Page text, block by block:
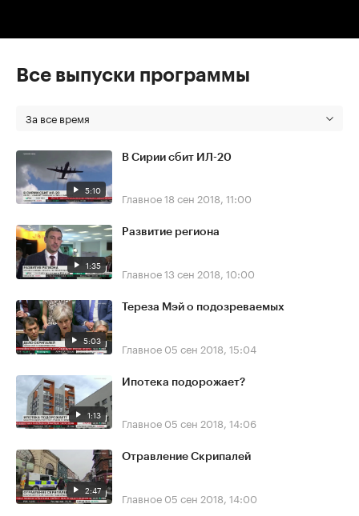
Все выпуски программы
За все время
5:10
В Сирии сбит ИЛ-20
Главное18 сен 2018, 11:00
1:35
Развитие региона
Главное13 сен 2018, 10:00
5:03
Тереза Мэй о подозреваемых
Главное 05 сен 2018, 15:04
1:13
Ипотека подорожает?
Главное 05 сен 2018, 14:06
2:47
Отравление Скрипалей
Главное 05 сен 2018, 14:00